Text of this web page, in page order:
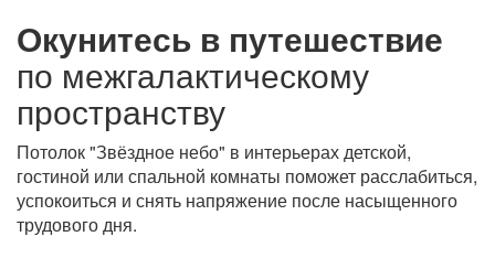
Окунитесь в путешествие
по межгалактическому
пространству
Потолок "Звёздное небо" в интерьерах детской,
гостиной или спальной комнаты поможет расслабиться,
успокоиться и снять напряжение после насыщенного
трудового дня.